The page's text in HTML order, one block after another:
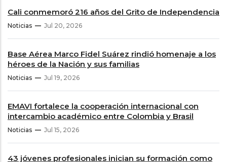
Cali conmemoró 216 años del Grito de Independencia
Noticias Jul 20, 2026
Base Aérea Marco Fidel Suárez rindió homenaje a los
héroes de la Nación y sus familias
Noticias Jul 19, 2026
EMAVI fortalece la cooperación internacional con
intercambio académico entre Colombia y Brasil
Noticias Jul 15, 2026
43 jóvenes profesionales inician su formación como